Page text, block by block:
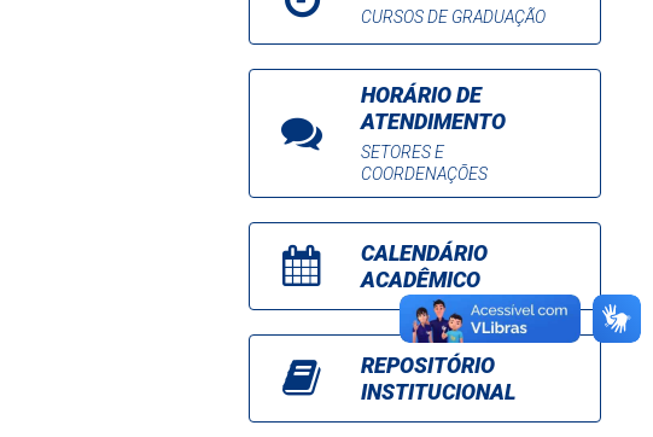
CURSOS DE GRADUAÇÃO
HORÁRIO DE
ATENDIMENTO
SETORES E
COORDENAÇÕES
CALENDÁRIO
ACADÊMICO
REPOSITÓRIO
INSTITUCIONAL